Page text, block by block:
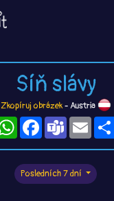
Síň slávy
Zkopíruj obrázek- Austria
WhatsAppFacebook
Teams
Posledních 7 dní